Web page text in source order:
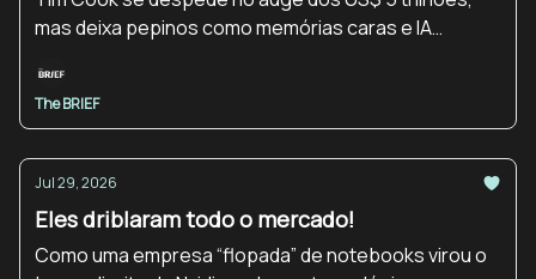
mas deixa pepinos como memórias caras e IA
The BRIEF
Jul 29, 2026
Eles driblaram todo o mercado!
Como uma empresa “flopada” de notebooks virou o